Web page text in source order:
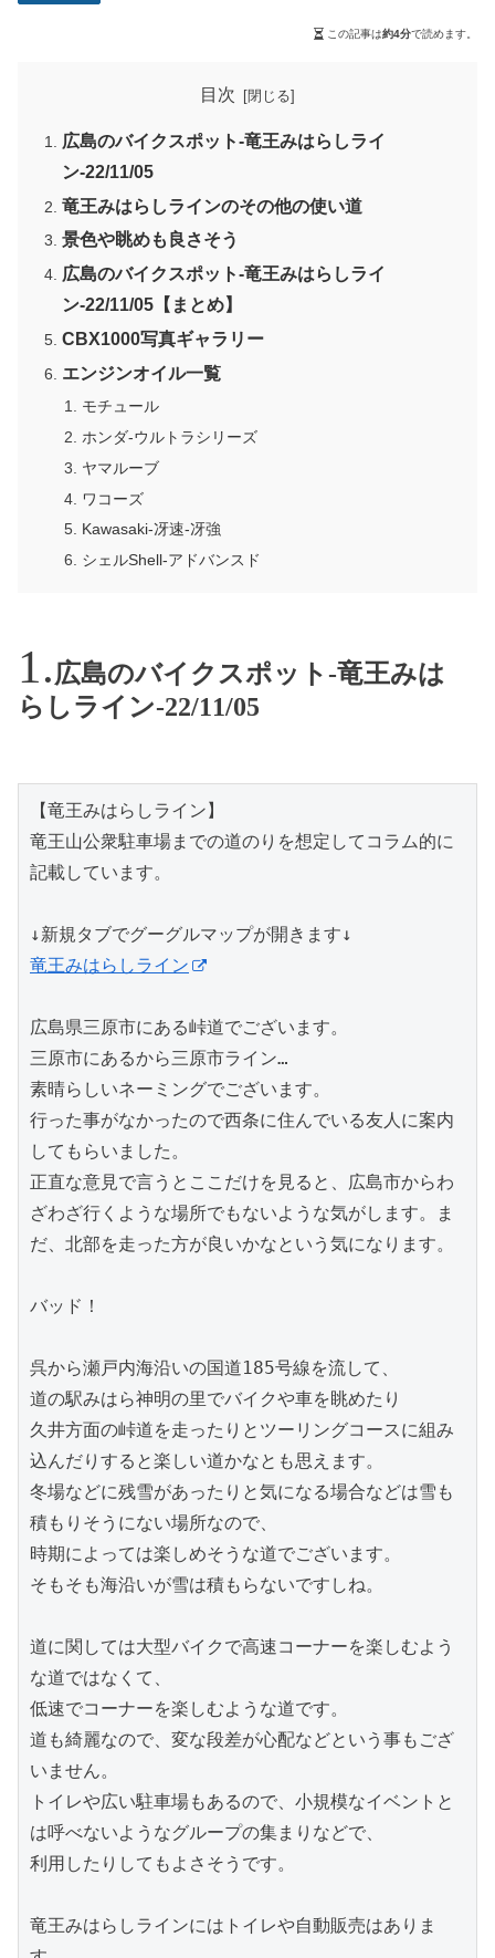
この記事は約4分で読めます。
目次
広島のバイクスポット-竜王みはらしライ
ン-22/11/05
竜王みはらしラインのその他の使い道
景色や眺めも良さそう
広島のバイクスポット-竜王みはらしライ
ン-22/11/05【まとめ】
CBX1000写真ギャラリー
エンジンオイル一覧
モチュール
ホンダ-ウルトラシリーズ
ヤマルーブ
ワコーズ
Kawasaki-冴速-冴強
シェルShell-アドバンスド
広島のバイクスポット-竜王みは
らしライン-22/11/05
【竜王みはらしライン】
竜王山公衆駐車場までの道のりを想定してコラム的に
記載しています。
竜王みはらしライン
広島県三原市にある峠道でございます。
三原市にあるから三原市ライン…
素晴らしいネーミングでございます。
行った事がなかったので西条に住んでいる友人に案内
してもらいました。
正直な意見で言うとここだけを見ると、広島市からわ
ざわざ行くような場所でもないような気がします。ま
だ、北部を走った方が良いかなという気になります。
バッド！
呉から瀬戸内海沿いの国道185号線を流して、
道の駅みはら神明の里でバイクや車を眺めたり
久井方面の峠道を走ったりとツーリングコースに組み
込んだりすると楽しい道かなとも思えます。
冬場などに残雪があったりと気になる場合などは雪も
積もりそうにない場所なので、
時期によっては楽しめそうな道でございます。
そもそも海沿いが雪は積もらないですしね。
道に関しては大型バイクで高速コーナーを楽しむよう
な道ではなくて、
低速でコーナーを楽しむような道です。
道も綺麗なので、変な段差が心配などという事もござ
いません。
トイレや広い駐車場もあるので、小規模なイベントと
は呼べないようなグループの集まりなどで、
利用したりしてもよさそうです。
竜王みはらしラインにはトイレや自動販売はありま